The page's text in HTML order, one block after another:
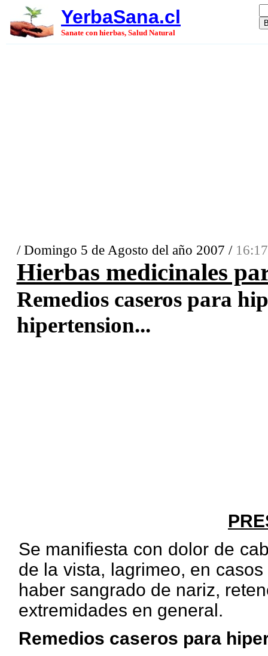
YerbaSana.cl
Sanate con hierbas, Salud Natural
/ Domingo 5 de Agosto del año 2007 /
Hierbas medicinales
Remedios caseros para
hipertension...
Se manifiesta con dolor de
de la vista, lagrimeo, en
haber sangrado de nariz,
extremidades en general.
Remedios caseros para